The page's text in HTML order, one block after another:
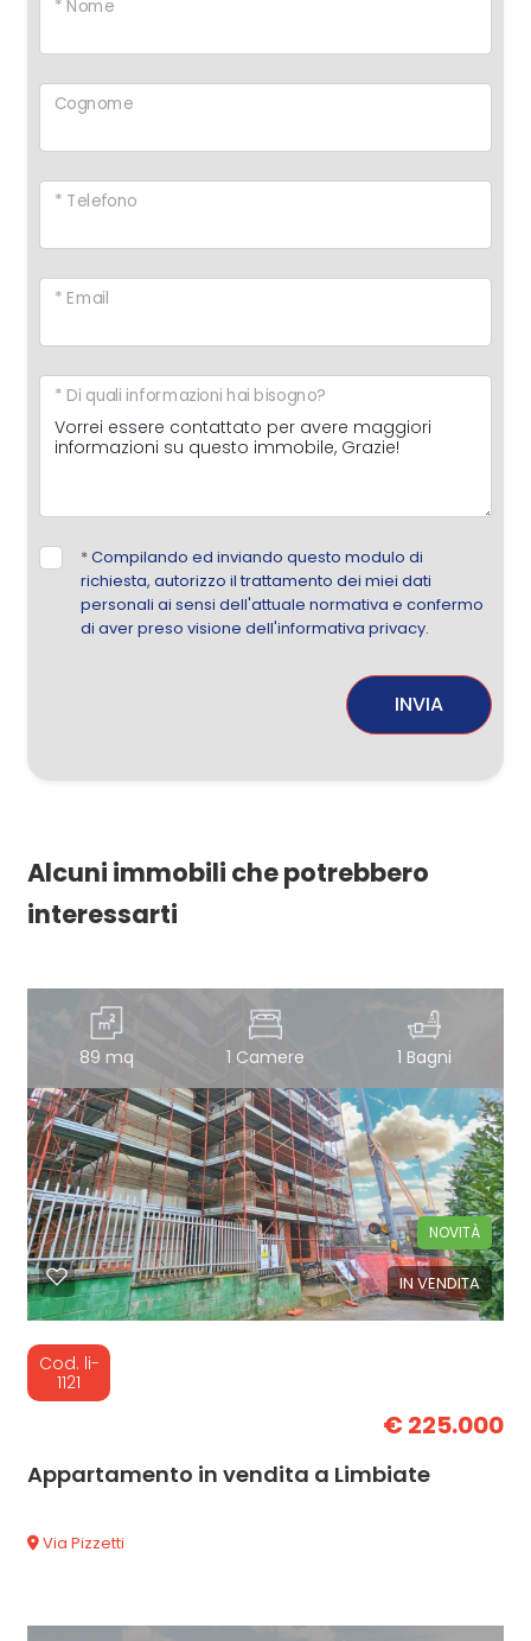
* Nome
Cognome
* Telefono
* Email
* Di quali informazioni hai bisogno?
*Compilando ed inviando questo modulo di
richiesta, autorizzo il trattamento dei miei dati
personali ai sensi dell'attuale normativa e confermo
di aver preso visione dell'informativa privacy.
INVIA
Alcuni immobili che potrebbero
interessarti
89 mq 1 Camere 1 Bagni
IN VENDITA
NOVITÀ
Cod. li-
1121
€ 225.000
Appartamento in vendita a Limbiate
Via Pizzetti